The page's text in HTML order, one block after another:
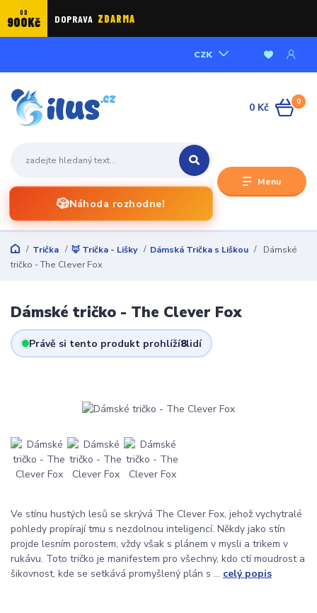
OD
900Kč DOPRAVA ZDARMA
Menu
CZK
🎲Náhoda rozhodne!
0
0 Kč
Trička 🦊 Trička - Lišky Dámská Trička s Liškou
Dámské
tričko - The Clever Fox
Dámské tričko - The Clever Fox
Právě si tento produkt prohlíží8lidí
Ve stínu hustých lesů se skrývá The Clever Fox, jehož vychytralé
pohledy propírají tmu s nezdolnou inteligencí. Někdy jako stín
projde lesním porostem, vždy však s plánem v mysli a trikem v
rukávu. Toto tričko je manifestem pro všechny, kdo ctí moudrost a
šikovnost, kde se setkává promyšlený plán s ... celý popis